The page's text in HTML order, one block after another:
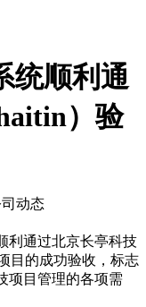
统顺利通
）验
动态
利通过北京长亭科技
目的成功验收，标志
项目管理的各项需